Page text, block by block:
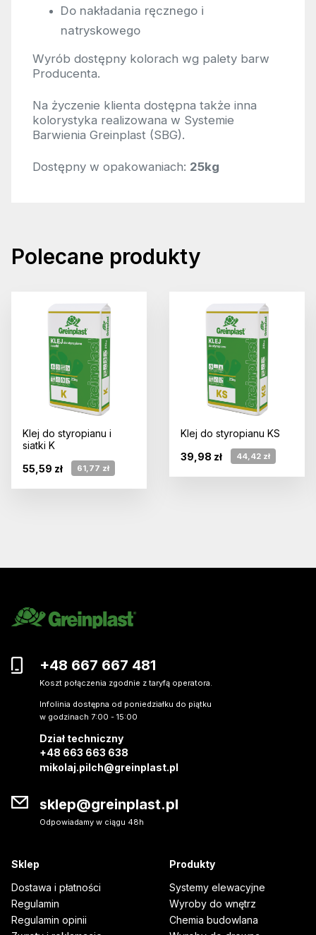
Do nakładania ręcznego i
natryskowego
Wyrób dostępny kolorach wg palety barw
Producenta.
Na życzenie klienta dostępna także inna
kolorystyka realizowana w Systemie
Barwienia Greinplast (SBG).
Dostępny w opakowaniach: 25kg
Polecane produkty
Klej do styropianu i
siatki K
55,59 zł
61,77 zł
Klej do styropianu KS
39,98 zł
44,42 zł
+48 667 667 481
Koszt połączenia zgodnie z taryfą operatora.
Infolinia dostępna od poniedziałku do piątku
w godzinach 7:00 - 15:00
Dział techniczny
+48 663 663 638
mikolaj.pilch@greinplast.pl
sklep@greinplast.pl
Odpowiadamy w ciągu 48h
Sklep
Dostawa i płatności
Regulamin
Regulamin opinii
Produkty
Systemy elewacyjne
Wyroby do wnętrz
Chemia budowlana